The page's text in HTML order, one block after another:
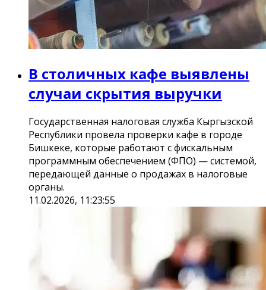
В столичных кафе выявлены
случаи скрытия выручки
Государственная налоговая служба Кыргызской
Республики провела проверки кафе в городе
Бишкеке, которые работают с фискальным
программным обеспечением (ФПО) — системой,
передающей данные о продажах в налоговые
органы.
11.02.2026, 11:23:55